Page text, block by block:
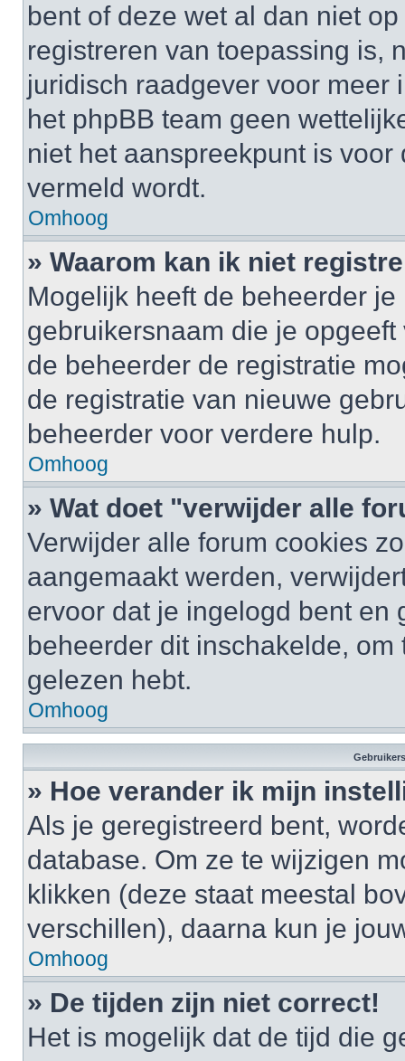
bent of deze wet al dan niet
registreren van toepassing is,
juridisch raadgever voor meer
het phpBB team geen
niet het aanspreekpunt is
vermeld wordt.
Omhoog
» Waarom kan ik niet
Mogelijk heeft de beheerder
gebruikersnaam die je
de beheerder de registratie
de registratie van nieuwe
beheerder voor verdere hulp.
Omhoog
» Wat doet "verwijder alle
Verwijder alle forum cookies
aangemaakt werden,
ervoor dat je ingelogd bent en
beheerder dit inschakelde,
gelezen hebt.
Omhoog
» Hoe verander ik mijn
Als je geregistreerd bent,
database. Om ze te wijzigen
klikken (deze staat meestal
verschillen), daarna kun je
Omhoog
» De tijden zijn niet correct!
Het is mogelijk dat de tijd die